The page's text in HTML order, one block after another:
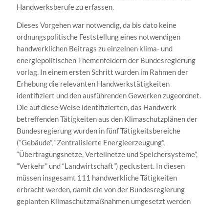
Handwerksberufe zu erfassen.
Dieses Vorgehen war notwendig, da bis dato keine
ordnungspolitische Feststellung eines notwendigen
handwerklichen Beitrags zu einzelnen klima- und
energiepolitischen Themenfeldern der Bundesregierung
vorlag. In einem ersten Schritt wurden im Rahmen der
Erhebung die relevanten Handwerkstätigkeiten
identifiziert und den ausführenden Gewerken zugeordnet.
Die auf diese Weise identifizierten, das Handwerk
betreffenden Tätigkeiten aus den Klimaschutzplänen der
Bundesregierung wurden in fünf Tätigkeitsbereiche
(“Gebäude”, “Zentralisierte Energieerzeugung”,
“Übertragungsnetze, Verteilnetze und Speichersysteme”,
“Verkehr” und “Landwirtschaft”) geclustert. In diesen
müssen insgesamt 111 handwerkliche Tätigkeiten
erbracht werden, damit die von der Bundesregierung
geplanten Klimaschutzmaßnahmen umgesetzt werden